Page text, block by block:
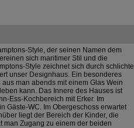
Style, der seinen Namen dem
sich maritimer Stil und die
Style zeichnet sich durch schlichte
unser Designhaus. Ein besonderes
man abends mit einem Glas Wein
kann. Das Innere des Hauses ist
Ess-Kochbereich mit Erker. Im
Gäste-WC. Im Obergeschoss erwartet
liegt der Bereich der Kinder, die
man Zugang zu einem der beiden